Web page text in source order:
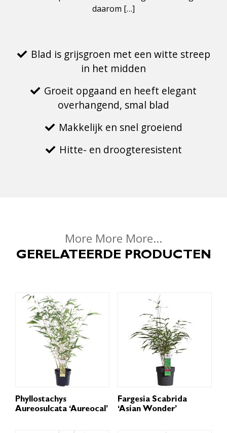
daarom […]
Blad is grijsgroen met een witte streep
in het midden
Groeit opgaand en heeft elegant
overhangend, smal blad
Makkelijk en snel groeiend
Hitte- en droogteresistent
More More More...
GERELATEERDE PRODUCTEN
Phyllostachys
Aureosulcata ‘Aureocal’
Fargesia Scabrida
‘Asian Wonder’